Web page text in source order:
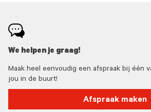
We helpen je graag!
Maak heel eenvoudig een afspraak bij één
jou in de buurt!
Afspraak maken